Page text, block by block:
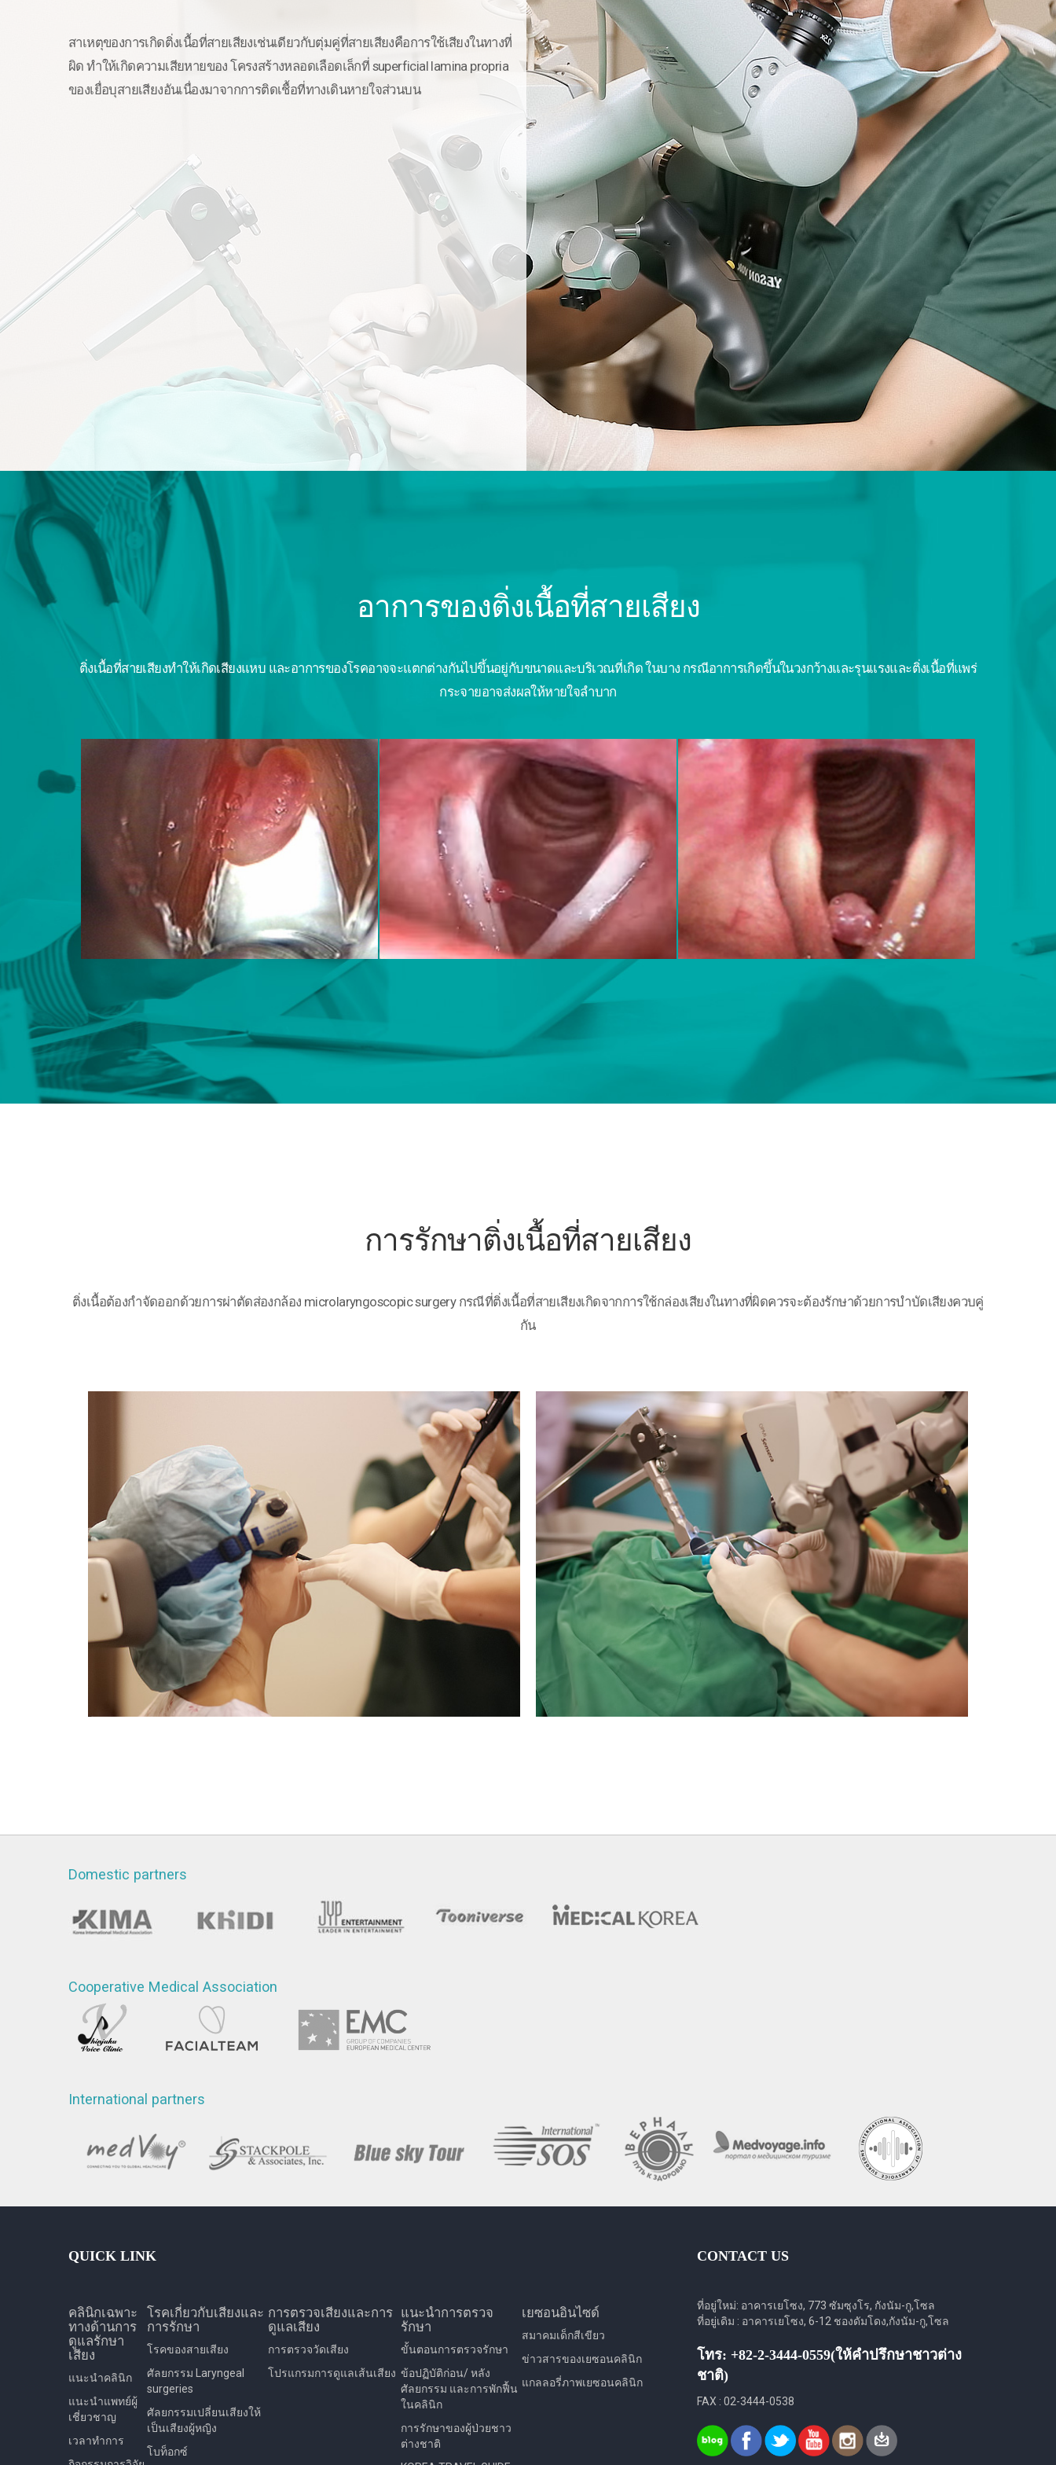
สาเหตุของการเกิดติ่งเนื้อที่สายเสียงเช่นเดียวกับตุ่มคู่ที่สายเสียงคือการใช้เสียงในทางที่
ผิด ทำให้เกิดความเสียหายของ โครงสร้างหลอดเลือดเล็กที่ superficial lamina propria
ของเยื่อบุสายเสียงอันเนื่องมาจากการติดเชื้อที่ทางเดินหายใจส่วนบน
อาการของติ่งเนื้อที่สายเสียง
ติ่งเนื้อที่สายเสียงทำให้เกิดเสียงแหบ และอาการของโรคอาจจะแตกต่างกันไปขึ้นอยู่กับขนาดและบริเวณที่เกิด ในบาง กรณีอาการเกิดขึ้นในวงกว้างและรุนแรงและติ่งเนื้อที่แพร่
กระจายอาจส่งผลให้หายใจลำบาก
การรักษาติ่งเนื้อที่สายเสียง
ติ่งเนื้อต้องกำจัดออกด้วยการผ่าตัดส่องกล้อง microlaryngoscopic surgery กรณีที่ติ่งเนื้อที่สายเสียงเกิดจากการใช้กล่องเสียงในทางที่ผิดควรจะต้องรักษาด้วยการบำบัดเสียงควบคู่
กัน
Domestic partners
Cooperative Medical Association
International partners
QUICK LINK
คลินิกเฉพาะ
ทางด้านการ
ดูแลรักษา
เสียง
แนะนำคลินิก
แนะนำแพทย์ผู้
เชี่ยวชาญ
เวลาทำการ
โรคเกี่ยวกับเสียงและ
การรักษา
โรคของสายเสียง
ศัลยกรรม Laryngeal
surgeries
ศัลยกรรมเปลี่ยนเสียงให้
เป็นเสียงผู้หญิง
โบท็อกซ์
การตรวจเสียงและการ
ดูแลเสียง
การตรวจวัดเสียง
โปรแกรมการดูแลเส้นเสียง
แนะนำการตรวจ
รักษา
ขั้นตอนการตรวจรักษา
ข้อปฏิบัติก่อน/ หลัง
ศัลยกรรม และการพักฟื้น
ในคลินิก
การรักษาของผู้ป่วยชาว
ต่างชาติ
เยซอนอินไซด์
สมาคมเด็กสีเขียว
ข่าวสารของเยซอนคลินิก
แกลลอรี่ภาพเยซอนคลินิก
CONTACT US
ที่อยู่ใหม่: อาคารเยโซง, 773 ซัมซุงโร, กังนัม-กู,โซล
ที่อยู่เดิม : อาคารเยโซง, 6-12 ชองดัมโดง,กังนัม-กู,โซล
โทร: +82-2-3444-0559(ให้คำปรึกษาชาวต่าง
ชาติ)
FAX : 02-3444-0538